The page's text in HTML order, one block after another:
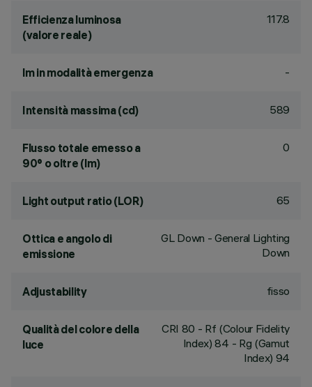
Efficienza luminosa
(valore reale)
117.8
lm in modalità emergenza -
Intensità massima (cd) 589
Flusso totale emesso a
90° o oltre (lm)
0
Light output ratio (LOR) 65
Ottica e angolo di
emissione
GL Down - General Lighting
Down
Adjustability fisso
Qualità del colore della
luce
CRI 80 - Rf (Colour Fidelity
Index) 84 - Rg (Gamut
Index) 94